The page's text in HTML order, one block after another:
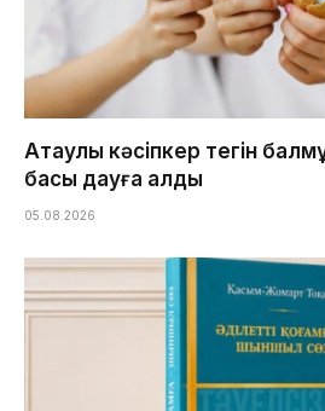
Ақтаулық кәсіпкер тегін
басы дауға қалды
05.08.2026